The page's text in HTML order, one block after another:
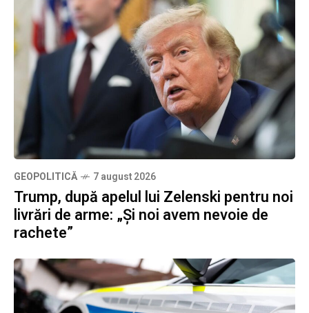
GEOPOLITICĂ 7 august 2026
Trump, după apelul lui Zelenski pentru noi
livrări de arme: „Și noi avem nevoie de
rachete”